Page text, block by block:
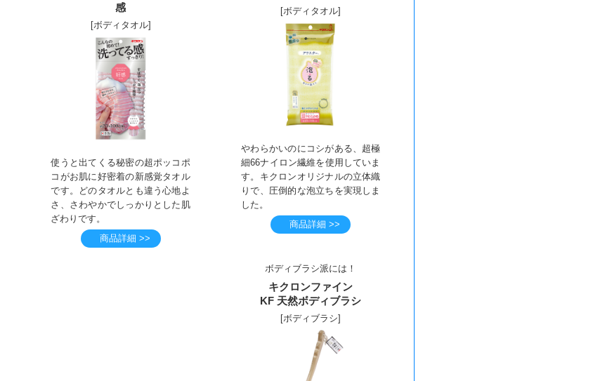
感
[ボディタオル]
使うと出てくる秘密の超ポッコポ
コがお肌に好密着の新感覚タオル
です。どのタオルとも違う心地よ
さ、さわやかでしっかりとした肌
ざわりです。
商品詳細 >>
[ボディタオル]
やわらかいのにコシがある、超極
細66ナイロン繊維を使用していま
す。キクロンオリジナルの立体織
りで、圧倒的な泡立ちを実現しま
した。
商品詳細 >>
ボディブラシ派には！
キクロンファイン
KF 天然ボディブラシ
[ボディブラシ]